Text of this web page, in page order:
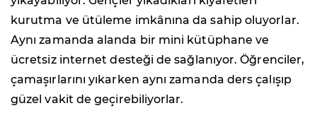
kurutma ve ütüleme imkânına da sahip oluyorlar.
Aynı zamanda alanda bir mini kütüphane ve
ücretsiz internet desteği de sağlanıyor. Öğrenciler,
çamaşırlarını yıkarken aynı zamanda ders çalışıp
güzel vakit de geçirebiliyorlar.